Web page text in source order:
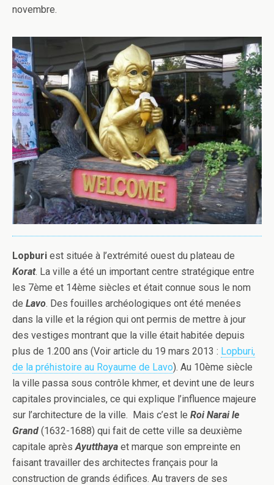
novembre.
Lopburi est située à l’extrémité ouest du plateau de
Korat. La ville a été un important centre stratégique entre
les 7ème et 14ème siècles et était connue sous le nom
de Lavo. Des fouilles archéologiques ont été menées
dans la ville et la région qui ont permis de mettre à jour
des vestiges montrant que la ville était habitée depuis
plus de 1.200 ans (Voir article du 19 mars 2013 : Lopburi,
de la préhistoire au Royaume de Lavo). Au 10ème siècle
la ville passa sous contrôle khmer, et devint une de leurs
capitales provinciales, ce qui explique l’influence majeure
sur l’architecture de la ville. Mais c’est le Roi Narai le
Grand (1632-1688) qui fait de cette ville sa deuxième
capitale aprèsAyutthaya et marque son empreinte en
faisant travailler des architectes français pour la
construction de grands édifices. Au travers de ses